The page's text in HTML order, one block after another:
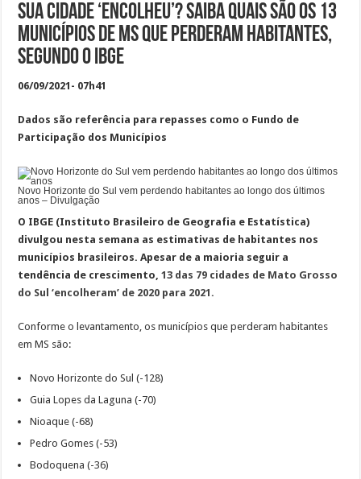
Sua cidade ‘encolheu’? Saiba quais são os 13
municípios de MS que perderam habitantes,
segundo o IBGE
06/09/2021- 07h41
Dados são referência para repasses como o Fundo de
Participação dos Municípios
Novo Horizonte do Sul vem perdendo habitantes ao longo dos últimos
anos – Divulgação
O IBGE (Instituto Brasileiro de Geografia e Estatística)
divulgou nesta semana as estimativas de habitantes nos
municípios brasileiros. Apesar de a maioria seguir a
tendência de crescimento,13 das 79 cidades de Mato Grosso
do Sul ‘encolheram’ de 2020 para 2021.
Conforme o levantamento, os municípios que perderam habitantes
em MS são:
Novo Horizonte do Sul (-128)
Guia Lopes da Laguna (-70)
Nioaque (-68)
Pedro Gomes (-53)
Bodoquena (-36)